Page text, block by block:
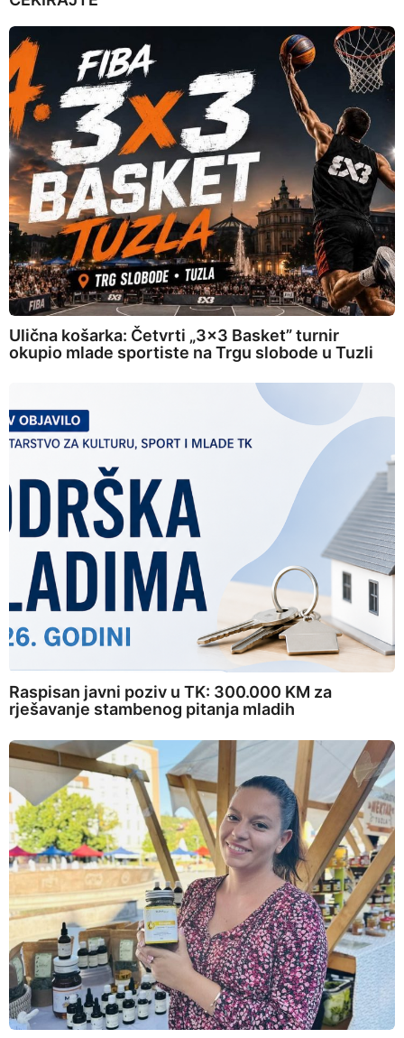
Ulična košarka: Četvrti „3×3 Basket” turnir
okupio mlade sportiste na Trgu slobode u Tuzli
Raspisan javni poziv u TK: 300.000 KM za
rješavanje stambenog pitanja mladih